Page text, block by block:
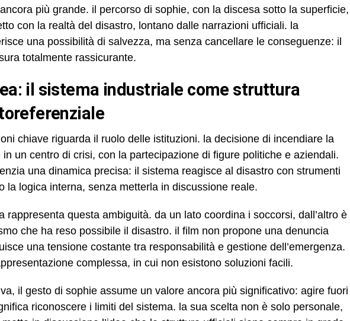
più grande. il percorso di sophie, con la discesa sotto la superficie,
con la realtà del disastro, lontano dalle narrazioni ufficiali. la
una possibilità di salvezza, ma senza cancellare le conseguenze: il
totalmente rassicurante.
chiave riguarda il ruolo delle istituzioni. la decisione di incendiare la
un centro di crisi, con la partecipazione di figure politiche e aziendali.
una dinamica precisa: il sistema reagisce al disastro con strumenti
la logica interna, senza metterla in discussione reale.
rappresenta questa ambiguità. da un lato coordina i soccorsi, dall’altro è
che ha reso possibile il disastro. il film non propone una denuncia
una tensione costante tra responsabilità e gestione dell’emergenza.
complessa, in cui non esistono soluzioni facili.
il gesto di sophie assume un valore ancora più significativo: agire fuori
riconoscere i limiti del sistema. la sua scelta non è solo personale,